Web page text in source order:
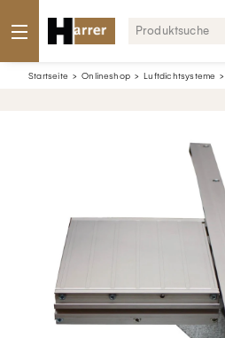
Startseite Onlineshop Luftdichtsysteme